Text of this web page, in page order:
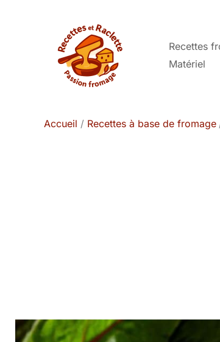
Recettes
Matériel
Accueil Recettes à base de fromage